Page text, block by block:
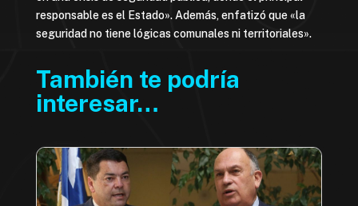
responsable es el Estado». Además, enfatizó que «la
seguridad no tiene lógicas comunales ni territoriales».
También te podría
interesar…